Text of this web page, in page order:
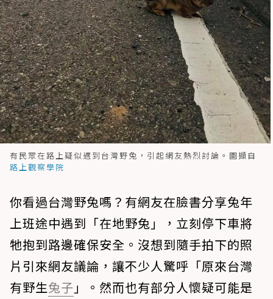
有民眾在路上疑似遇到台灣野兔，引起網友熱烈討論。圖擷自
路上觀察學院
你看過台灣野兔嗎？有網友在臉書分享兔年
上班途中遇到「在地野兔」，立刻停下車將
牠抱到路邊確保安全。沒想到隨手拍下的照
片引來網友議論，讓不少人驚呼「原來台灣
有野生兔子 」。然而也有部分人懷疑可能是